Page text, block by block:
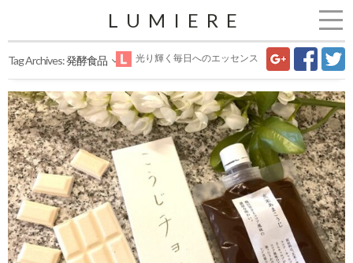
LUMIERE
光り輝く毎日へのエッセンス
Tag Archives:発酵食品